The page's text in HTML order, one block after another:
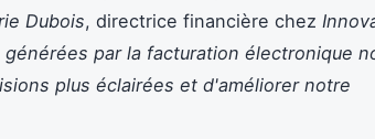
Dubois, directrice financière chez
générées par la facturation électronique
plus éclairées et d'améliorer notre